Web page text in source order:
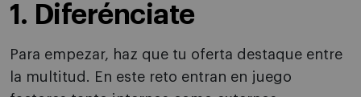
1. Diferénciate
Para empezar, haz que tu oferta destaque entre
la multitud. En este reto entran en juego